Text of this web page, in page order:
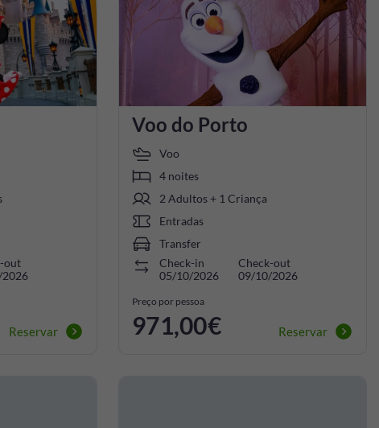
out
Reservar
Voo do Porto
Voo
4 noites
2 Adultos + 1 Criança
Entradas
Transfer
Check-in
05/10/2026
Check-out
09/10/2026
Preço por pessoa
971,00€ Reservar